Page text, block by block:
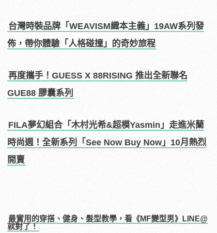
台灣時裝品牌「WEAVISM織本主義」19AW系列發
佈，帶你體驗「人格碰撞」的奇妙旅程
再度攜手！GUESS X 88RISING 推出全新聯名
GUE88 膠囊系列
FILA夢幻組合「木村光希&超模Yasmin」走進米蘭
時尚週！全新系列「See Now Buy Now」10月熱烈
開賣
最實用的穿搭、健身、髮型教學，看《MF變型男》LINE@
就對了！